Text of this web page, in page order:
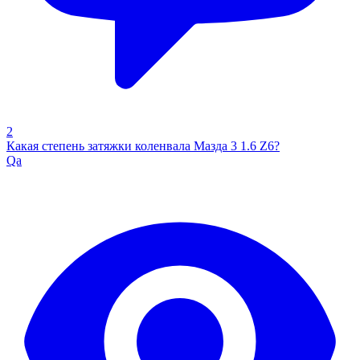
2
Какая степень затяжки коленвала Мазда 3 1.6 Z6?
Qa